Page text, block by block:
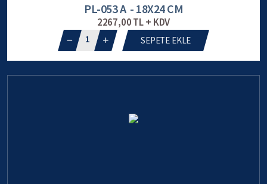
PL-053 A - 18X24 CM
2267,00 TL + KDV
1 SEPETE EKLE